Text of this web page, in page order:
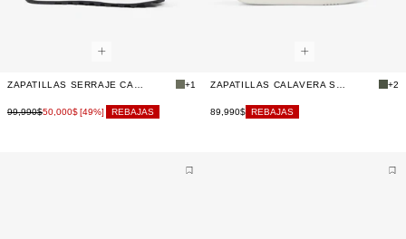
+1
99,990$50,000$[49%] REBAJAS
+2
89,990$ REBAJAS